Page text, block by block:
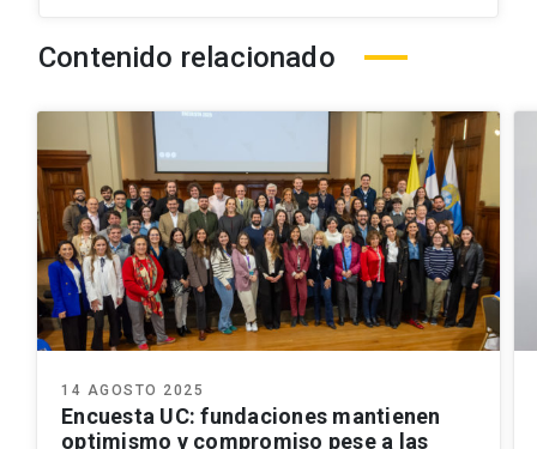
Contenido relacionado
14 AGOSTO 2025
Encuesta UC: fundaciones mantienen
optimismo y compromiso pese a las